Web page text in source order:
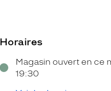
Horaires
Magasin ouvert en ce
19:30